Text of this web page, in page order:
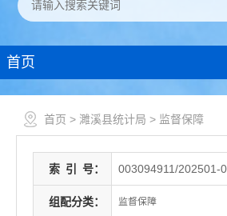
首页
首页 > 濉溪县统计局 > 监督保障
索 引 号： 003094911/202501-
组配分类： 监督保障